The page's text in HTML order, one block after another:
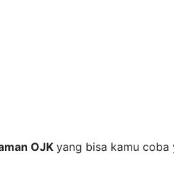
OJK yang bisa kamu coba